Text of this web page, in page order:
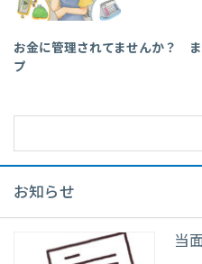
お金に管理されてませんか？
プ
お知らせ
当